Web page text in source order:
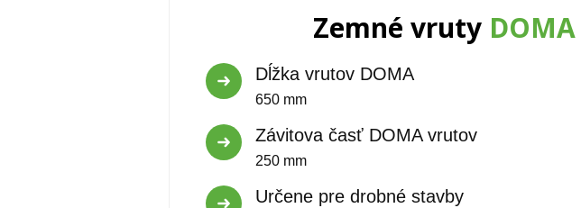
Zemné vruty DOMA
Dĺžka vrutov DOMA
650 mm
Závitova časť DOMA vrutov
250 mm
Určene pre drobné stavby